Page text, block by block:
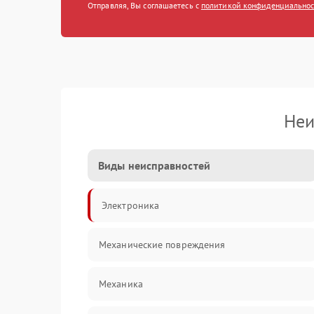
Отправляя, Вы соглашаетесь с политикой
Виды неисправностей
Электроника
Механические повреждения
Механика